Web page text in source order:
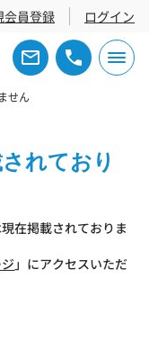
会員登録 ログイン
せん
れており
在掲載されておりま
」にアクセスいただ